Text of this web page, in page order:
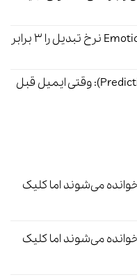
چطور برندها با Emotional Segmentation نرخ تبدیل را ۳ برابر
ایمیل‌های پیش‌بینی‌گر (Predictive Emails): وقتی ایمیل قبل
می‌شوند اما کلیک
می‌شوند اما کلیک